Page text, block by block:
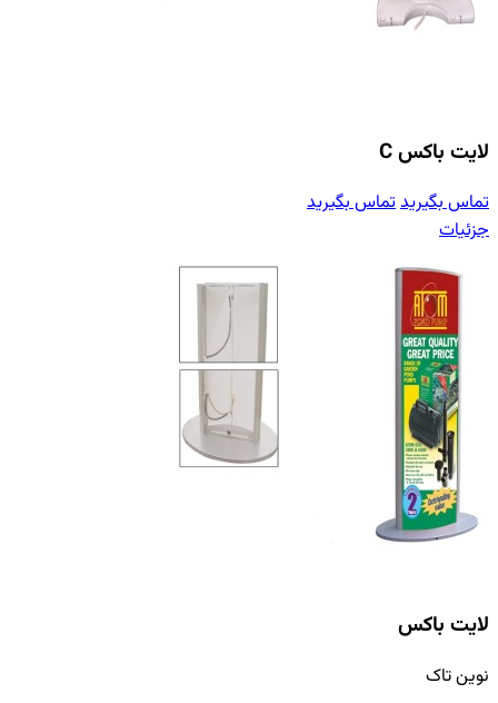
لایت باکس C
تماس بگیریدتماس بگیرید
جزئیات
لایت باکس
نوین تاک